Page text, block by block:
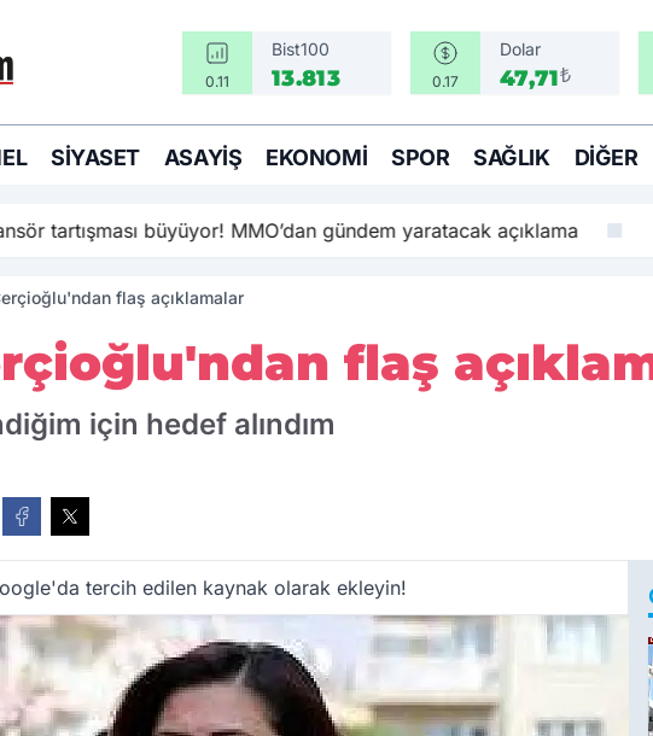
0.11
Bist100
13.813 0.17
Dolar
47,71₺
SIYASET ASAYIŞ EKONOMI SPOR SAĞLIK DIĞER
tartışması büyüyor! MMO’dan gündem yaratacak açıklama
flaş açıklamalar
flaş
için hedef alındım
tercih edilen kaynak olarak ekleyin!